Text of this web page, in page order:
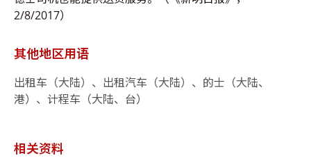
2/8/2017）
其他地区用语
出租车（大陆）、出租汽车（大陆）、的士（大陆、
港）、计程车（大陆、台）
相关资料